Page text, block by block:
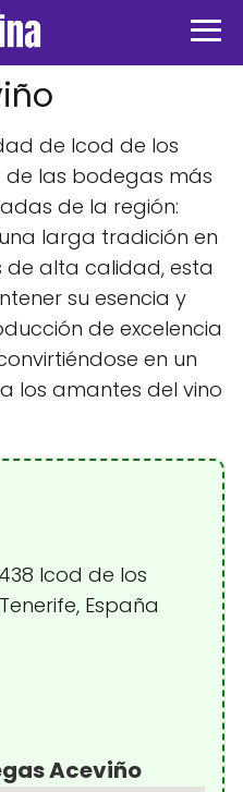
de Icod de los
de las bodegas más
de la región:
larga tradición en
de alta calidad, esta
su esencia y
de excelencia
en un
los amantes del vino
Icod de los
España
Aceviño